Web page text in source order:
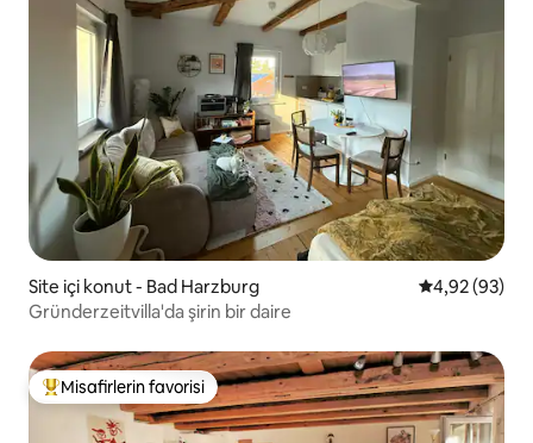
Site içi konut - Bad Harzburg 5 üzerinden
4,92 (93)
Gründerzeitvilla'da şirin bir daire
Misafirlerin favorilerinden en beğenilenler arasında
Misafirlerin favorisi